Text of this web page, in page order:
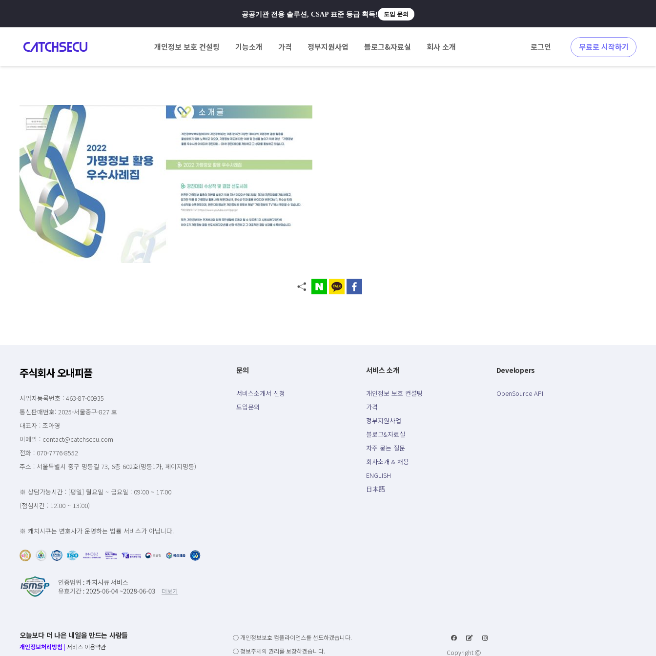
공공기관 전용 솔루션, CSAP 표준 등급 획득! 도입 문의
개인정보 보호 컨설팅 기능소개 가격 정부지원사업 블로그&자료실 회사 소개 로그인 무료로 시작하기
주식회사 오내피플
사업자등록번호 : 463-87-00935
통신판매번호: 2025-서울중구-827 호
대표자 : 조아영
이메일 : contact@catchsecu.com
전화 : 070-7776-8552
주소 : 서울특별시 중구 명동길 73, 6층 602호(명동1가, 페이지명동)
※ 상담가능시간 : [평일] 월요일 ~ 금요일 : 09:00 ~ 17:00
(점심시간 : 12:00 ~ 13:00)
※ 캐치시큐는 변호사가 운영하는 법률 서비스가 아닙니다.
문의
서비스소개서 신청
도입문의
서비스 소개
개인정보 보호 컨설팅
가격
정부지원사업
블로그&자료실
자주 묻는 질문
회사소개 & 채용
ENGLISH
日本語
Developers
OpenSource API
오늘보다 더 나은 내일을 만드는 사람들
개인정보처리방침 | 서비스 이용약관
○ 개인정보보호 컴플라이언스를 선도하겠습니다.
○ 정보주체의 권리를 보장하겠습니다.
Copyright Ⓒ